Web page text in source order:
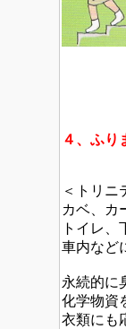
４、ふり
＜トリニ
カベ、カ
トイレ、
車内など
永続的に
化学物資
衣類にも